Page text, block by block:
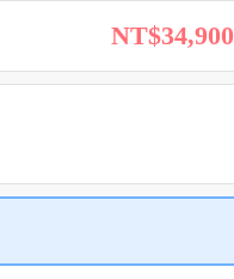
NT$34,900